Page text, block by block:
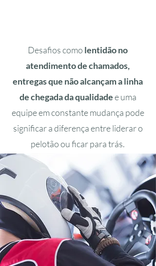
Desafios como lentidão no
atendimento de chamados,
entregas que não alcançam a linha
de chegada da qualidadee uma
equipe em constante mudança pode
significar a diferença entre liderar o
pelotão ou ficar para trás.